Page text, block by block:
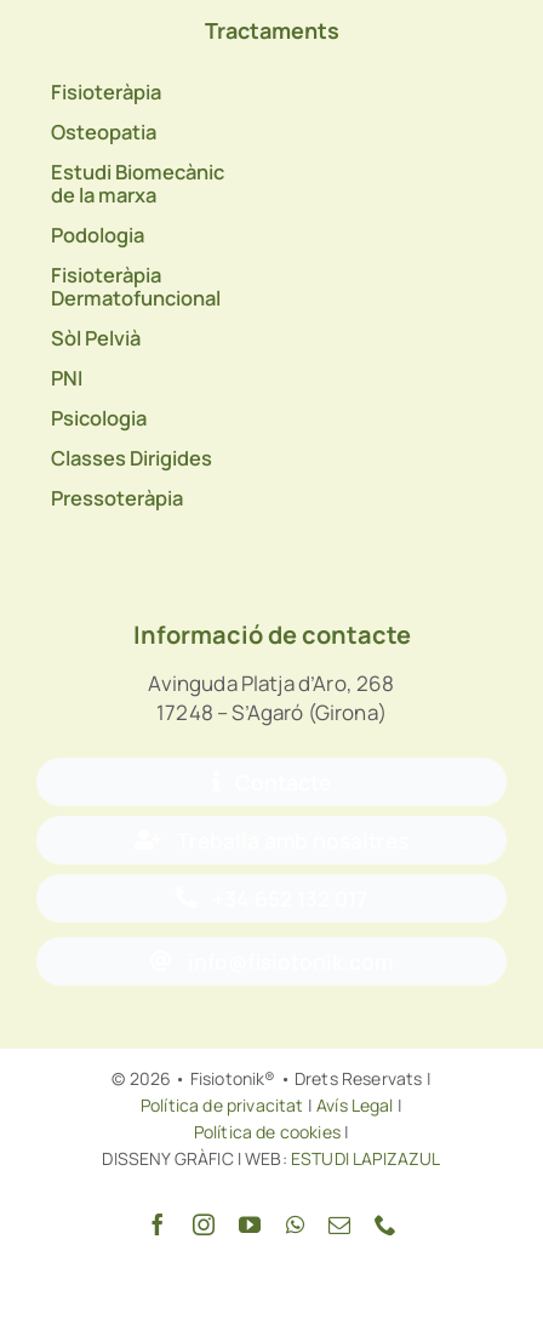
Tractaments
Fisioteràpia
Osteopatia
Estudi Biomecànic
de la marxa
Podologia
Fisioteràpia
Dermatofuncional
Sòl Pelvià
PNI
Psicologia
Classes Dirigides
Pressoteràpia
Informació de contacte
Avinguda Platja d’Aro, 268
17248 – S’Agaró (Girona)
© 2026 • Fisiotonik® • Drets Reservats |
Política de privacitat |Avís Legal |
Política de cookies|
DISSENY GRÀFIC I WEB: ESTUDI LAPIZAZUL